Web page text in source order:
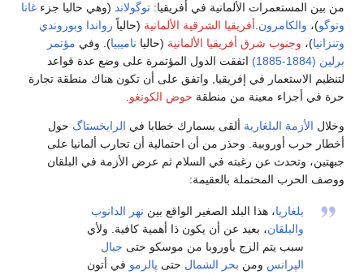
من بين المستعمرات الألمانية في أفريقيا: توگولاند (وهي حاليا جزء غانا
وتوگو)، والكامرون.أفريقيا الشرقية الألمانية (حالياً رواندا وبوروندي
وتنزانيا)، وجنوب شرق أفريقيا الألمانية (حاليا ناميبيا). وفي مؤتمر
برلين (1884-1885)
اتفقت الدول المؤتمرة على وضع عدة قواعد
لتنظيم الاستعمار في إفريقيا, واتفق على أن تكون هناك منطقة تجارة
حرة في أجزاء معينة من منطقة حوض الكونغو.
وخلال الأزمة البلغارية ألقى بسمارك خطابا في الرايخستاگ حول
أخطار حرب أوروبية. وحذر من أن احتمالية أن تحارب ألمانيا على
جبهتين، وتحدث عن رغبته في السلام ثم عرض الأزمة في البلقان
ووصف الحرب المحتملة بالعقيمة:
بلغاريا، هذا البلد الصغير الواقع بين نهر الدانوب
والبلقان، بعيد عن أن يكون ذا أهمية كافية. ولأي
سبب يتم الزج بأوروبا من موسكو حتى جبال
الپرانس ومن بحر الشمال حتى پالرمو في أتون